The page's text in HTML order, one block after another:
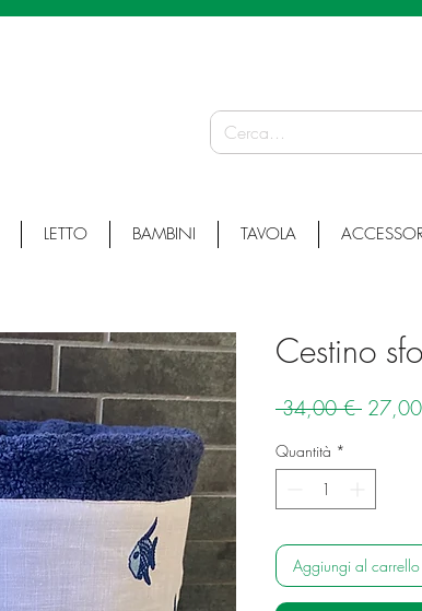
LETTO BAMBINI TAVOLA
Cestino
34,00 € Prezzo
Quantità *
Aggiungi al carrello